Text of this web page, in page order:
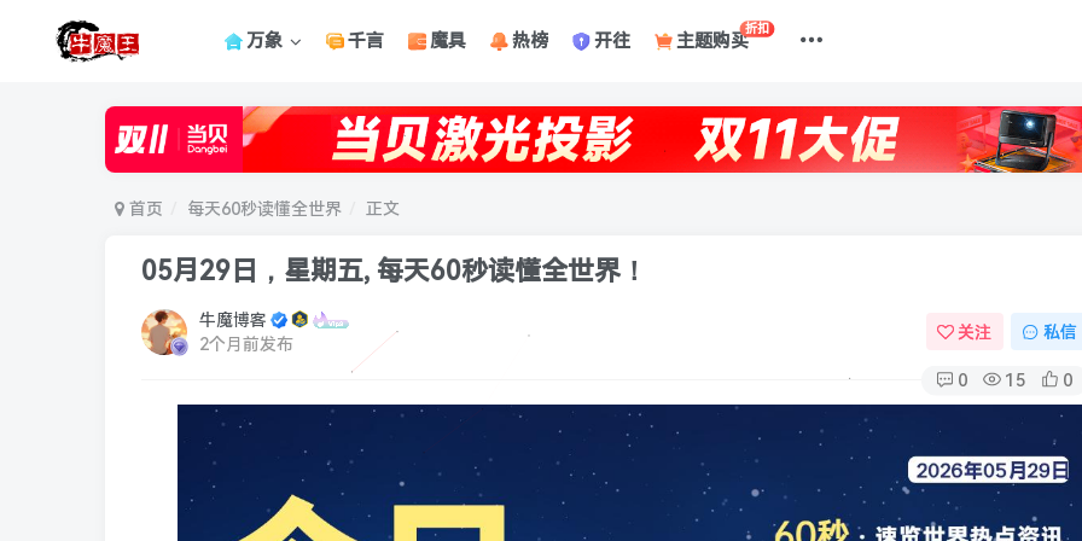
万象 千言 魔具 热榜 开往 主题购买
折扣
首页 每天60秒读懂全世界 正文
05月29日，星期五, 每天60秒读懂全世界！
牛魔博客
2个月前发布
关注 私信
0 15 0